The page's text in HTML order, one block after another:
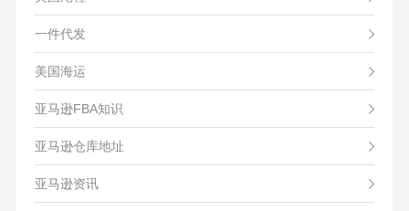
一件代发
美国海运
亚马逊FBA知识
亚马逊仓库地址
亚马逊资讯